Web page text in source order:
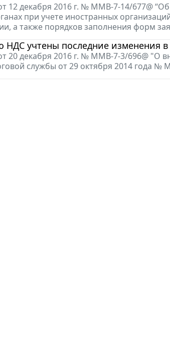
12 декабря 2016 г. № ММВ-7-14/677@
при учете иностранных
а также порядков заполнения форм
учтены последние изменения в
20 декабря 2016 г. № ММВ-7-3/696@ "О
службы от 29 октября 2014 года №